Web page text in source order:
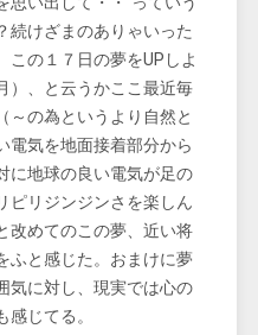
続けざまのありゃいった
この１７日の夢をUPしよ
）、と云うかここ最近毎
～の為というより自然と
電気を地面接着部分から
に地球の良い電気が足の
ピリジンジンさを楽しん
改めてのこの夢、近い将
ふと感じた。おまけに夢
気に対し、現実では心の
じてる。